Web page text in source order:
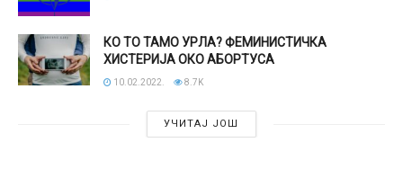
КО ТО ТАМО УРЛА? ФЕМИНИСТИЧКА
ХИСТЕРИЈА ОКО АБОРТУСА
10.02.2022. 8.7K
УЧИТАЈ ЈОШ